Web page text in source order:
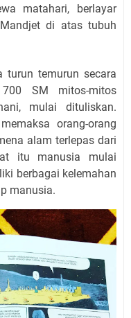
matahari, berlayar
di atas tubuh
turun temurun secara
SM mitos-mitos
mulai dituliskan.
orang-orang
alam terlepas dari
itu manusia mulai
berbagai kelemahan
manusia.